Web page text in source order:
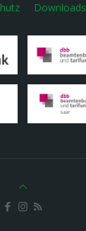
Downloads